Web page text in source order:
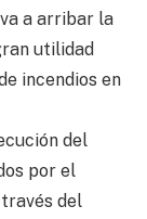
a arribar la
utilidad
incendios en
del
por el
del